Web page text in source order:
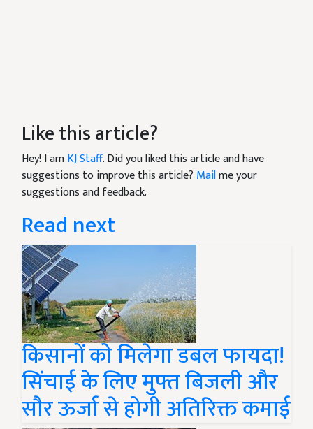
Like this article?
Hey! I amKJ Staff. Did you liked this article and have
suggestions to improve this article? Mailme your
suggestions and feedback.
Read next
किसानों को मिलेगा डबल फायदा!
सिंचाई के लिए मुफ्त बिजली और
सौर ऊर्जा से होगी अतिरिक्त कमाई